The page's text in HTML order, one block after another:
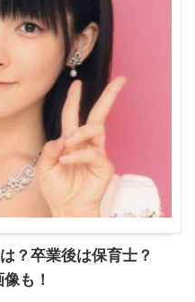
？卒業後は保育士？
も！